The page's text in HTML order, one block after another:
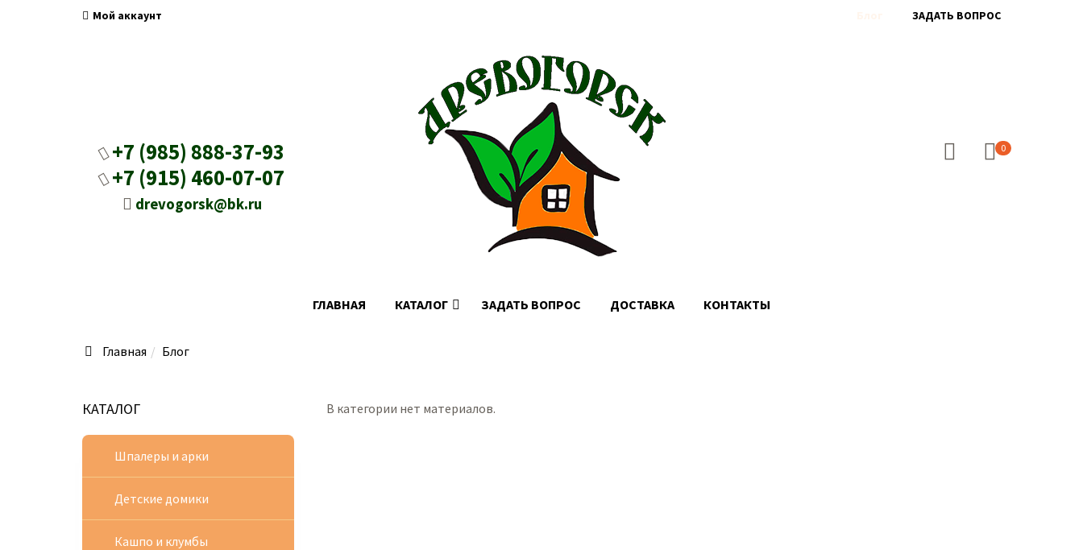
Мой аккаунт ЗАДАТЬ ВОПРОС
+7 (985) 888-37-93
+7 (915) 460-07-07
drevogorsk@bk.ru
0
ГЛАВНАЯ КАТАЛОГ ЗАДАТЬ ВОПРОС ДОСТАВКА КОНТАКТЫ
Главная Блог
В категории нет материалов.
КАТАЛОГ
Шпалеры и арки
Детские домики
Кашпо и клумбы